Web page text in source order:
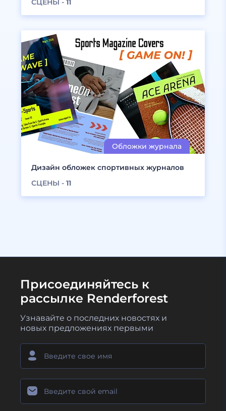
СЦЕНЫ - 11
Дизайн обложек спортивных журналов
СЦЕНЫ - 11
Присоединяйтесь к
рассылке Renderforest
Узнавайте о последних новостях и
новых предложениях первыми